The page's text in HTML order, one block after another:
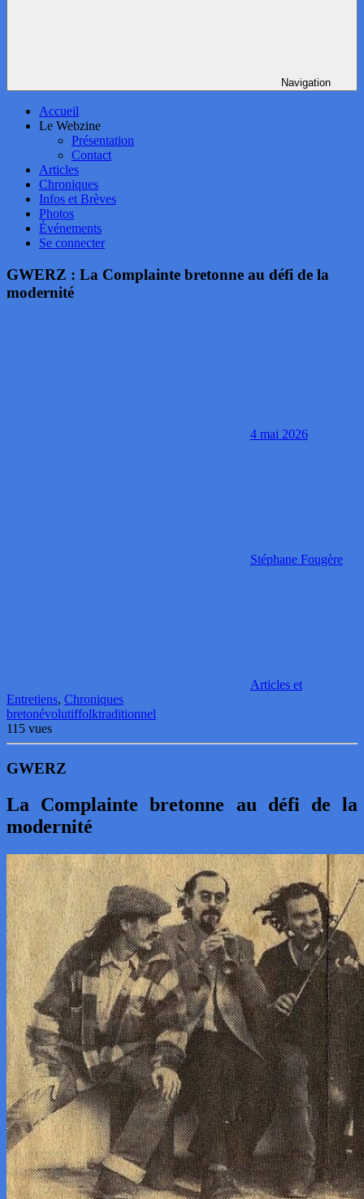
Navigation
Accueil
Le Webzine
Présentation
Contact
Articles
Chroniques
Infos et Brèves
Photos
Événements
Se connecter
GWERZ : La Complainte bretonne au défi de la
modernité
4 mai 2026
Stéphane Fougère
Articles et
Entretiens, Chroniques
bretonévolutiffolktraditionnel
115 vues
GWERZ
La Complainte bretonne au défi de la
modernité